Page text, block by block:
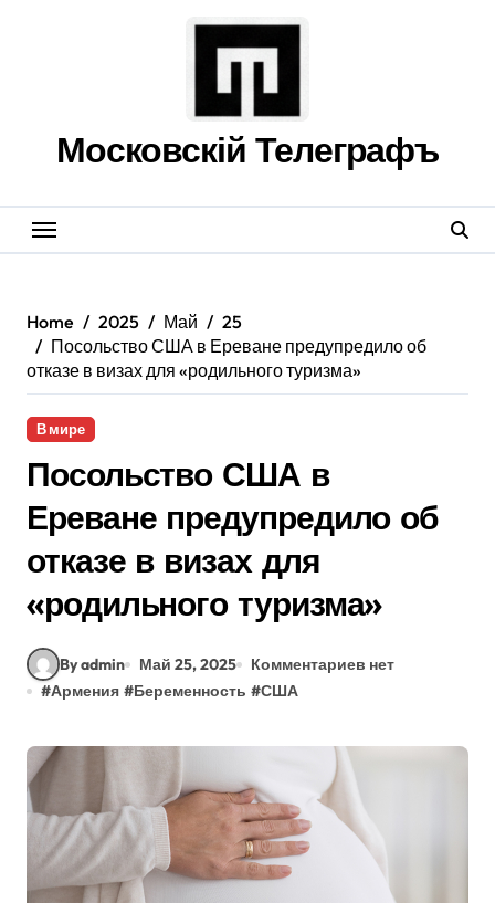
Московскій Телеграфъ
Home 2025 Май
25
Посольство США в Ереване предупредило об
отказе в визах для «родильного туризма»
В мире
Посольство США в
Ереване предупредило об
отказе в визах для
«родильного туризма»
By admin Май 25, 2025
Комментариев нет
#Армения #Беременность #США